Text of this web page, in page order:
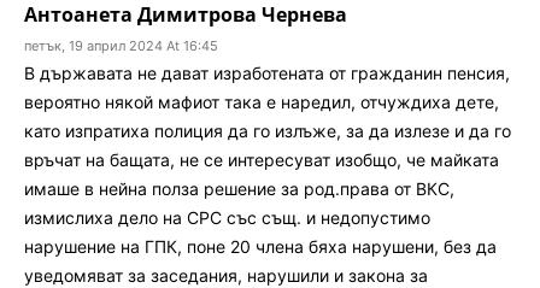
Антоанета Димитрова Чернева
петък, 19 април 2024 At 16:45
В държавата не дават изработената от гражданин пенсия,
вероятно някой мафиот така е наредил, отчуждиха дете,
като изпратиха полиция да го излъже, за да излезе и да го
връчат на бащата, не се интересуват изобщо, че майката
имаше в нейна полза решение за род.права от ВКС,
измислиха дело на СРС със същ. и недопустимо
нарушение на ГПК, поне 20 члена бяха нарушени, без да
уведомяват за заседания, нарушили и закона за